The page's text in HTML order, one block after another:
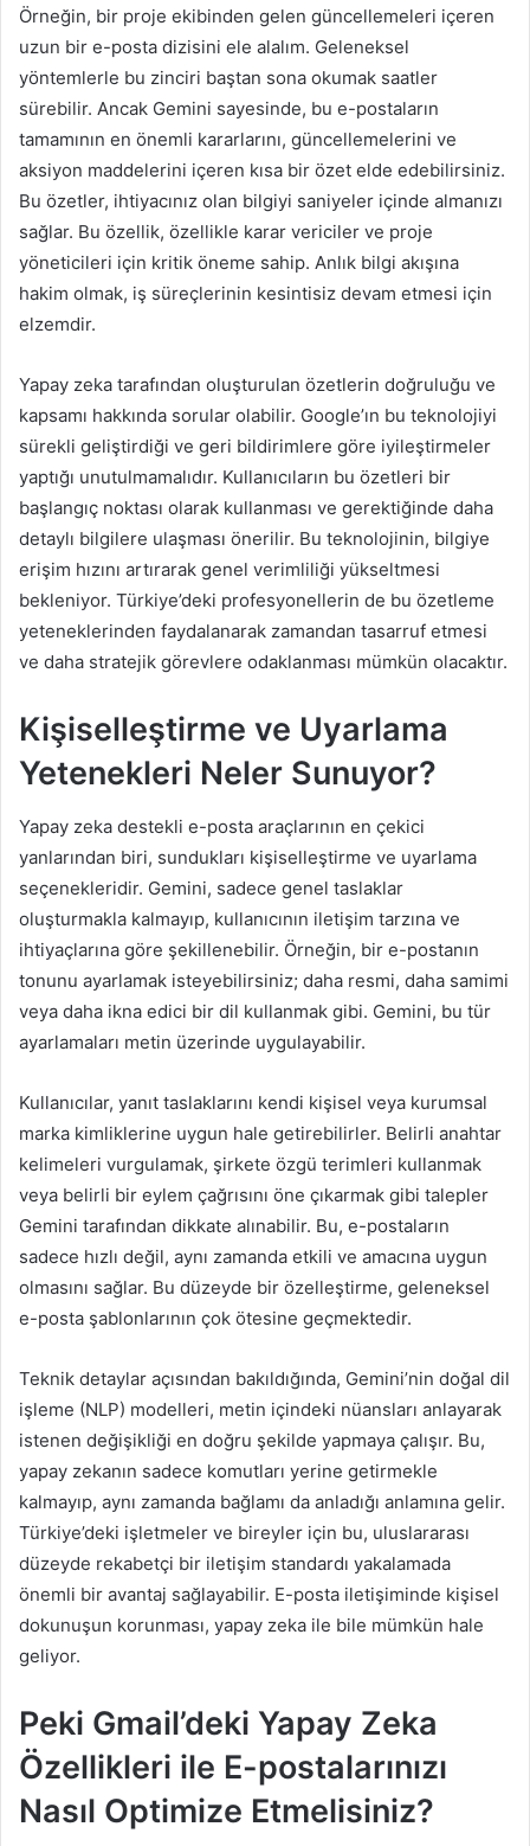
Örneğin, bir proje ekibinden gelen güncellemeleri içeren
uzun bir e-posta dizisini ele alalım. Geleneksel
yöntemlerle bu zinciri baştan sona okumak saatler
sürebilir. Ancak Gemini sayesinde, bu e-postaların
tamamının en önemli kararlarını, güncellemelerini ve
aksiyon maddelerini içeren kısa bir özet elde edebilirsiniz.
Bu özetler, ihtiyacınız olan bilgiyi saniyeler içinde almanızı
sağlar. Bu özellik, özellikle karar vericiler ve proje
yöneticileri için kritik öneme sahip. Anlık bilgi akışına
hakim olmak, iş süreçlerinin kesintisiz devam etmesi için
elzemdir.
Yapay zeka tarafından oluşturulan özetlerin doğruluğu ve
kapsamı hakkında sorular olabilir. Google’ın bu teknolojiyi
sürekli geliştirdiği ve geri bildirimlere göre iyileştirmeler
yaptığı unutulmamalıdır. Kullanıcıların bu özetleri bir
başlangıç noktası olarak kullanması ve gerektiğinde daha
detaylı bilgilere ulaşması önerilir. Bu teknolojinin, bilgiye
erişim hızını artırarak genel verimliliği yükseltmesi
bekleniyor. Türkiye’deki profesyonellerin de bu özetleme
yeteneklerinden faydalanarak zamandan tasarruf etmesi
ve daha stratejik görevlere odaklanması mümkün olacaktır.
Kişiselleştirme ve Uyarlama
Yetenekleri Neler Sunuyor?
Yapay zeka destekli e-posta araçlarının en çekici
yanlarından biri, sundukları kişiselleştirme ve uyarlama
seçenekleridir. Gemini, sadece genel taslaklar
oluşturmakla kalmayıp, kullanıcının iletişim tarzına ve
ihtiyaçlarına göre şekillenebilir. Örneğin, bir e-postanın
tonunu ayarlamak isteyebilirsiniz; daha resmi, daha samimi
veya daha ikna edici bir dil kullanmak gibi. Gemini, bu tür
ayarlamaları metin üzerinde uygulayabilir.
Kullanıcılar, yanıt taslaklarını kendi kişisel veya kurumsal
marka kimliklerine uygun hale getirebilirler. Belirli anahtar
kelimeleri vurgulamak, şirkete özgü terimleri kullanmak
veya belirli bir eylem çağrısını öne çıkarmak gibi talepler
Gemini tarafından dikkate alınabilir. Bu, e-postaların
sadece hızlı değil, aynı zamanda etkili ve amacına uygun
olmasını sağlar. Bu düzeyde bir özelleştirme, geleneksel
e-posta şablonlarının çok ötesine geçmektedir.
Teknik detaylar açısından bakıldığında, Gemini’nin doğal dil
işleme (NLP) modelleri, metin içindeki nüansları anlayarak
istenen değişikliği en doğru şekilde yapmaya çalışır. Bu,
yapay zekanın sadece komutları yerine getirmekle
kalmayıp, aynı zamanda bağlamı da anladığı anlamına gelir.
Türkiye’deki işletmeler ve bireyler için bu, uluslararası
düzeyde rekabetçi bir iletişim standardı yakalamada
önemli bir avantaj sağlayabilir. E-posta iletişiminde kişisel
dokunuşun korunması, yapay zeka ile bile mümkün hale
geliyor.
Peki Gmail’deki Yapay Zeka
Özellikleri ile E-postalarınızı
Nasıl Optimize Etmelisiniz?